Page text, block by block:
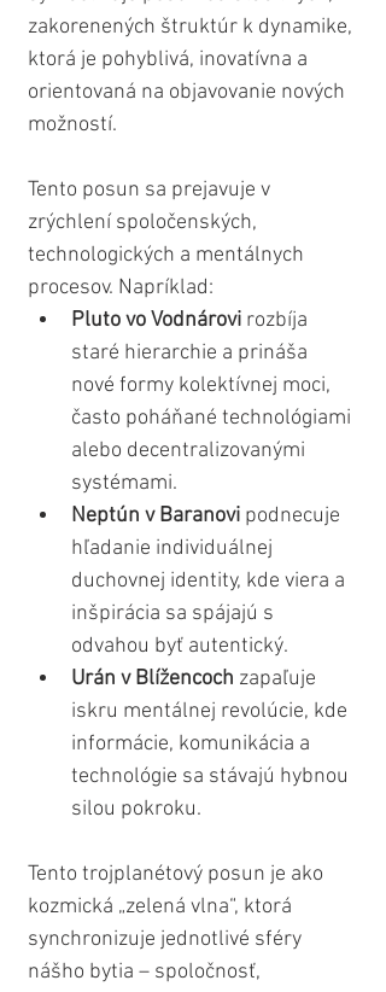
zakorenených štruktúr k dynamike,
ktorá je pohyblivá, inovatívna a
orientovaná na objavovanie nových
možností.
Tento posun sa prejavuje v
zrýchlení spoločenských,
technologických a mentálnych
procesov. Napríklad:
Pluto vo Vodnárovi rozbíja
staré hierarchie a prináša
nové formy kolektívnej moci,
často poháňané technológiami
alebo decentralizovanými
systémami.
Neptún v Baranovi podnecuje
hľadanie individuálnej
duchovnej identity, kde viera a
inšpirácia sa spájajú s
odvahou byť autentický.
Urán v Blížencoch zapaľuje
iskru mentálnej revolúcie, kde
informácie, komunikácia a
technológie sa stávajú hybnou
silou pokroku.
Tento trojplanétový posun je ako
kozmická „zelená vlna“, ktorá
synchronizuje jednotlivé sféry
nášho bytia – spoločnosť,